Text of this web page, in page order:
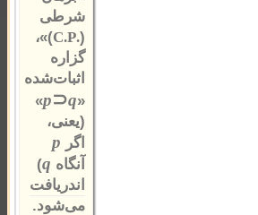
شرطی
(
.C.P
)»،
گزاره
اثبات‌شده
«
p⊃q
»
(یعنی،
اگر p
آنگاه q
)
اندریافت
می‌شود.